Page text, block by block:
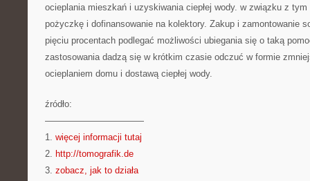
ocieplania mieszkań i uzyskiwania ciepłej wody. w związku z
pożyczkę i dofinansowanie na kolektory. Zakup i zamontowanie
pięciu procentach podlegać możliwości ubiegania się o taką
zastosowania dadzą się w krótkim czasie odczuć w formie
ocieplaniem domu i dostawą ciepłej wody.
źródło:
———————————
1. więcej informacji tutaj
2. http://tomografik.de
3. zobacz, jak to działa